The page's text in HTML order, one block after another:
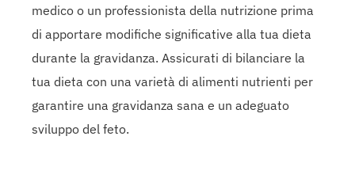
medico o un professionista della nutrizione prima
di apportare modifiche significative alla tua dieta
durante la gravidanza. Assicurati di bilanciare la
tua dieta con una varietà di alimenti nutrienti per
garantire una gravidanza sana e un adeguato
sviluppo del feto.